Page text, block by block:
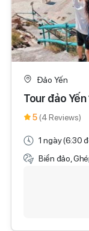
Đảo Yến
Tour đảo Yến
5 (4 Reviews)
1 ngày (6:30
Biển đảo,